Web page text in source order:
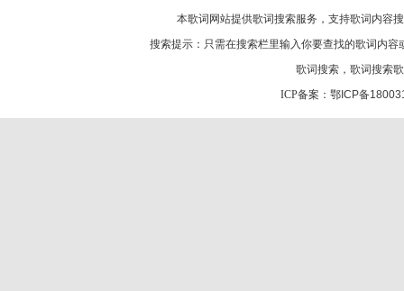
本歌词网站提供歌词搜索服务，支持歌词 内容
搜索提示：只需在搜索栏里输入你要查找的歌词内
歌词搜索 ， 歌词搜索
ICP备案： 鄂ICP备